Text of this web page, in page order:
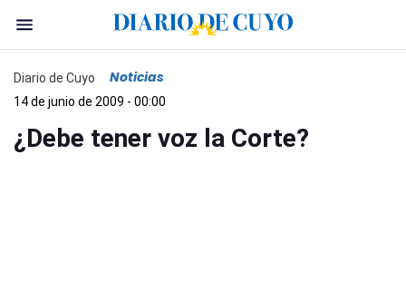
Diario de Cuyo Noticias
14 de junio de 2009 - 00:00
¿Debe tener voz la Corte?